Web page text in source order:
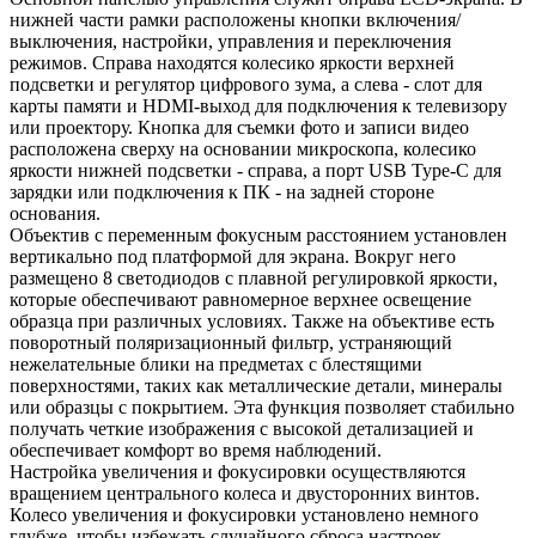
нижней части рамки расположены кнопки включения/
выключения, настройки, управления и переключения
режимов. Справа находятся колесико яркости верхней
подсветки и регулятор цифрового зума, а слева - слот для
карты памяти и HDMI-выход для подключения к телевизору
или проектору. Кнопка для съемки фото и записи видео
расположена сверху на основании микроскопа, колесико
яркости нижней подсветки - справа, а порт USB Type-C для
зарядки или подключения к ПК - на задней стороне
основания.
Объектив с переменным фокусным расстоянием установлен
вертикально под платформой для экрана. Вокруг него
размещено 8 светодиодов с плавной регулировкой яркости,
которые обеспечивают равномерное верхнее освещение
образца при различных условиях. Также на объективе есть
поворотный поляризационный фильтр, устраняющий
нежелательные блики на предметах с блестящими
поверхностями, таких как металлические детали, минералы
или образцы с покрытием. Эта функция позволяет стабильно
получать четкие изображения с высокой детализацией и
обеспечивает комфорт во время наблюдений.
Настройка увеличения и фокусировки осуществляются
вращением центрального колеса и двусторонних винтов.
Колесо увеличения и фокусировки установлено немного